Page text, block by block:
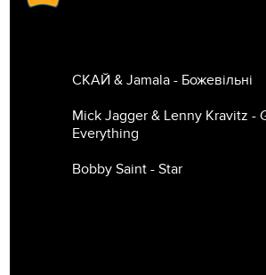
СКАЙ & Jamala - Божевільні
Mick Jagger & Lenny Kravitz -
Everything
Bobby Saint - Star